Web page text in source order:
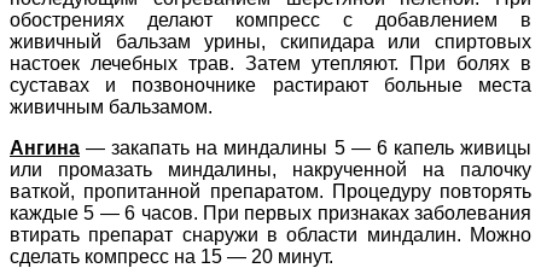
обострениях делают компресс с добавлением в
живичный бальзам урины, скипидара или спиртовых
настоек лечебных трав. Затем утепляют. При болях в
суставах и позвоночнике растирают больные места
живичным бальзамом.
Ангина — закапать на миндалины 5 — 6 капель живицы
или промазать миндалины, накрученной на палочку
ваткой, пропитанной препаратом. Процедуру повторять
каждые 5 — 6 часов. При первых признаках заболевания
втирать препарат снаружи в области миндалин. Можно
сделать компресс на 15 — 20 минут.